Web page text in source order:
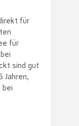
für
für
sind gut
Jahren,
bei